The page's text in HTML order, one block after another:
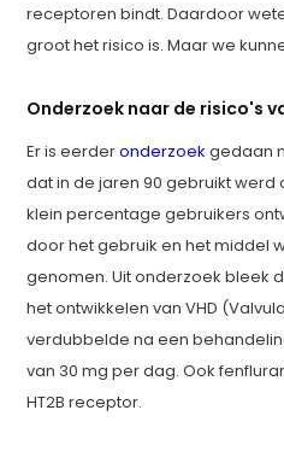
receptoren bindt. Daardoor
groot het risico is. Maar we
Onderzoek naar de risico's
Er is eerderonderzoek gedaan
dat in de jaren 90 gebruikt werd
klein percentage gebruikers
door het gebruik en het middel
genomen. Uit onderzoek bleek
het ontwikkelen van VHD
verdubbelde na een
van 30 mg per dag. Ook
HT2B receptor.